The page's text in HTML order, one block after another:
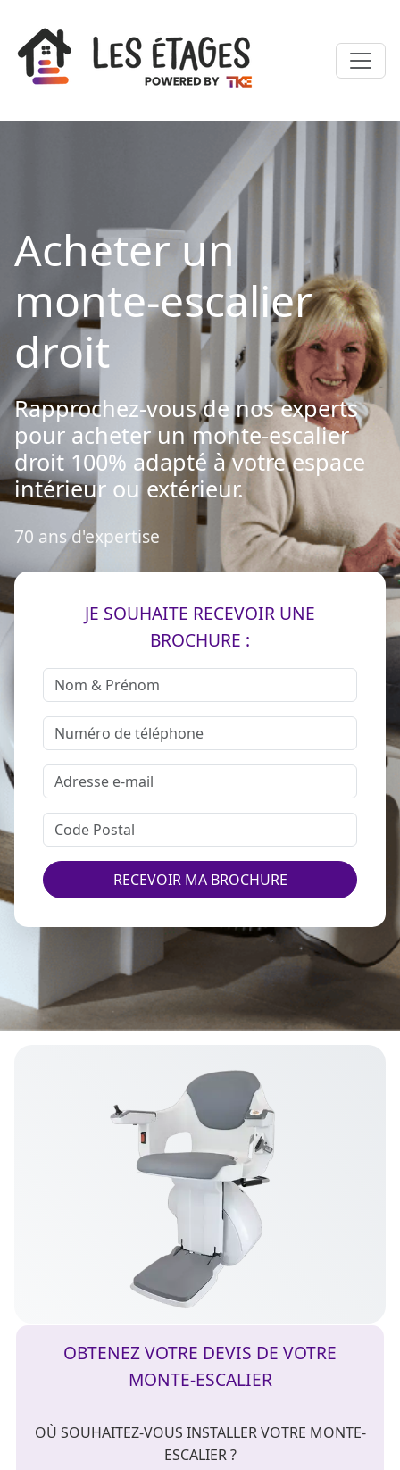
Acheter un
monte-escalier
droit
Rapprochez-vous de nos experts
pour acheter un monte-escalier
droit 100% adapté à votre espace
intérieur ou extérieur.
70 ans d'expertise
JE SOUHAITE RECEVOIR UNE
BROCHURE :
RECEVOIR MA BROCHURE
OBTENEZ VOTRE DEVIS DE VOTRE
MONTE-ESCALIER
OÙ SOUHAITEZ-VOUS INSTALLER VOTRE MONTE-
ESCALIER ?